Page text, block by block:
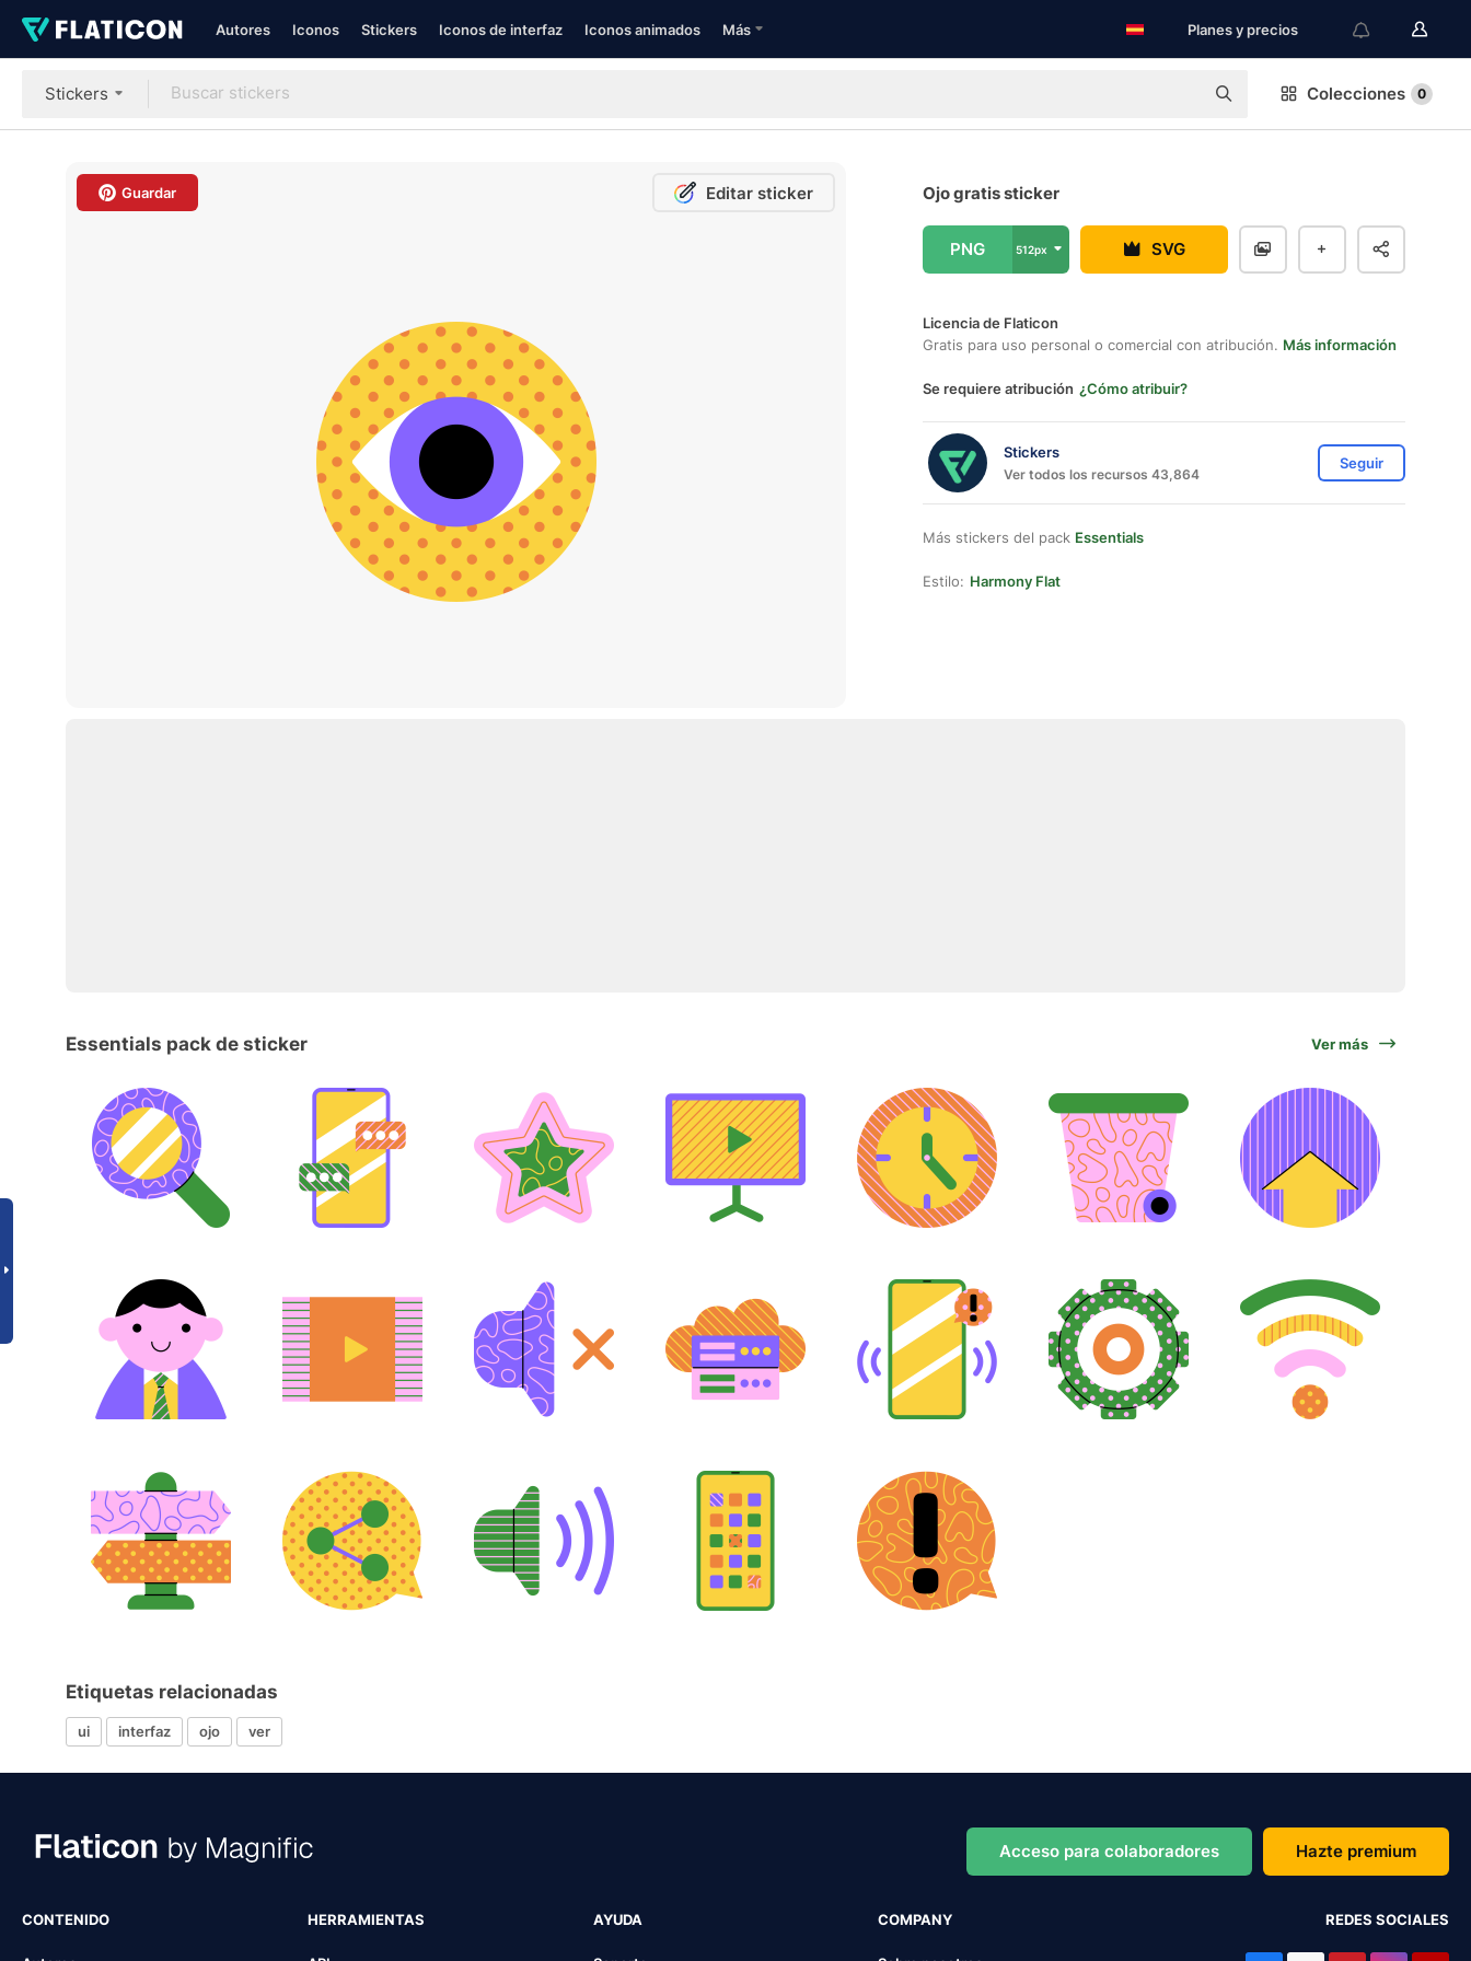
Autores Iconos Stickers Iconos de interfaz Iconos animados Más Planes y precios
Stickers Colecciones 0
Guardar Editar sticker Ojo gratis sticker
PNG 512px SVG
Licencia de Flaticon
Gratis para uso personal o comercial con atribución. Más información
Se requiere atribución ¿Cómo atribuir?
Stickers
Ver todos los recursos 43,864
Seguir
Más stickers del pack Essentials
Estilo: Harmony Flat
Essentials pack de sticker Ver más
Etiquetas relacionadas
ui interfaz ojo ver
Acceso para colaboradores Hazte premium
CONTENIDO HERRAMIENTAS AYUDA COMPANY REDES SOCIALES